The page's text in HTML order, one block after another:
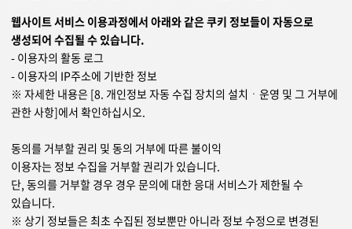
웹사이트 서비스 이용과정에서 아래와 같은 쿠키 정보들이 자동으로
생성되어 수집될 수 있습니다.
- 이용자의 활동 로그
- 이용자의 IP주소에 기반한 정보
※ 자세한 내용은 [8. 개인정보 자동 수집 장치의 설치ㆍ운영 및 그 거부에
관한 사항]에서 확인하십시오.
동의를 거부할 권리 및 동의 거부에 따른 불이익
이용자는 정보 수집을 거부할 권리가 있습니다.
단, 동의를 거부할 경우 경우 문의에 대한 응대 서비스가 제한될 수
있습니다.
※ 상기 정보들은 최초 수집된 정보뿐만 아니라 정보 수정으로 변경된